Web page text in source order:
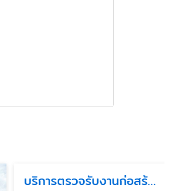
บริการตรวจรับงานก่อสร้างโดยวิศวกร